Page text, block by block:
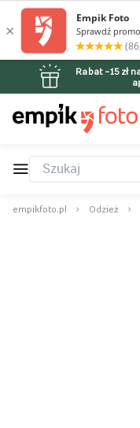
Rabat –15 zł
empikfoto.pl Odzież